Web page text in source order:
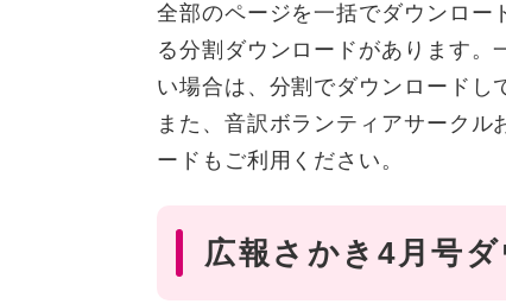
全部のページを一括でダウンロー
る分割ダウンロードがあります。
い場合は、分割でダウンロードし
また、音訳ボランティアサークル
ードもご利用ください。
広報さかき4月号